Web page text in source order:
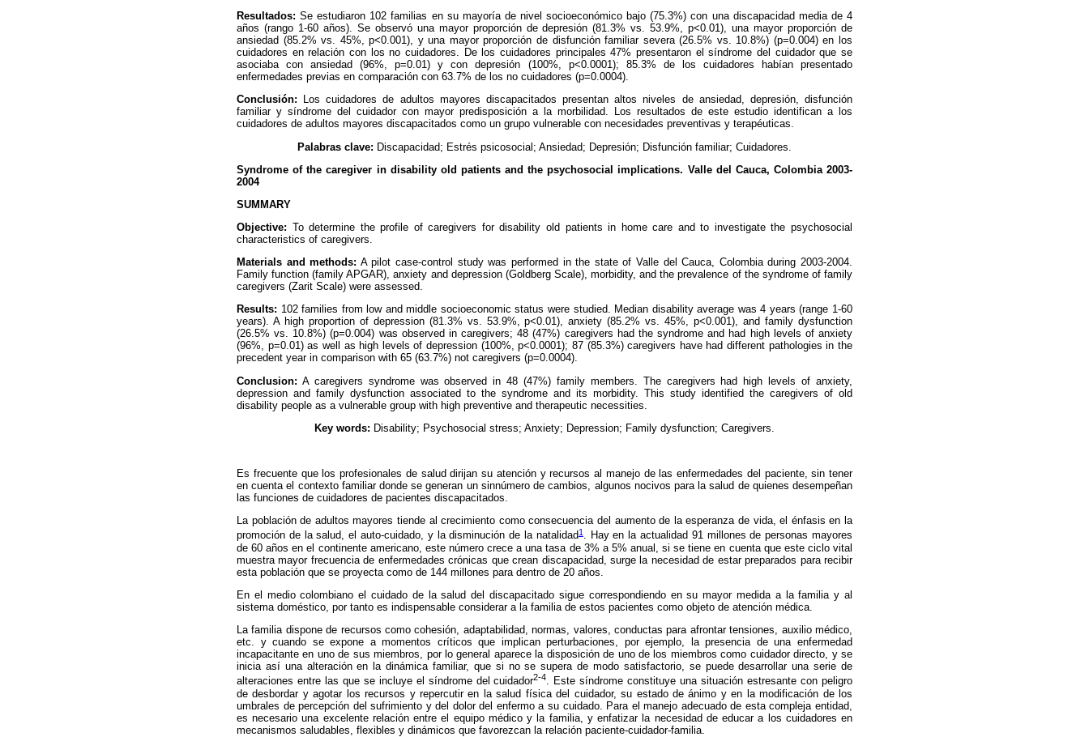
Resultados: Se estudiaron 102 familias en su mayoría de nivel socioeconómico bajo (75.3%) con una discapacidad media de 4
años (rango 1-60 años). Se observó una mayor proporción de depresión (81.3% vs. 53.9%, p<0.01), una mayor proporción de
ansiedad (85.2% vs. 45%, p<0.001), y una mayor proporción de disfunción familiar severa (26.5% vs. 10.8%) (p=0.004) en los
cuidadores en relación con los no cuidadores. De los cuidadores principales 47% presentaron el síndrome del cuidador que se
asociaba con ansiedad (96%, p=0.01) y con depresión (100%, p<0.0001); 85.3% de los cuidadores habían presentado
enfermedades previas en comparación con 63.7% de los no cuidadores (p=0.0004).
Conclusión: Los cuidadores de adultos mayores discapacitados presentan altos niveles de ansiedad, depresión, disfunción
familiar y síndrome del cuidador con mayor predisposición a la morbilidad. Los resultados de este estudio identifican a los
cuidadores de adultos mayores discapacitados como un grupo vulnerable con necesidades preventivas y terapéuticas.
Palabras clave: Discapacidad; Estrés psicosocial; Ansiedad; Depresión; Disfunción familiar; Cuidadores.
Syndrome of the caregiver in disability old patients and the psychosocial implications. Valle del Cauca, Colombia 2003-
2004
SUMMARY
Objective: To determine the profile of caregivers for disability old patients in home care and to investigate the psychosocial
characteristics of caregivers.
Materials and methods: A pilot case-control study was performed in the state of Valle del Cauca, Colombia during 2003-2004.
Family function (family APGAR), anxiety and depression (Goldberg Scale), morbidity, and the prevalence of the syndrome of family
caregivers (Zarit Scale) were assessed.
Results: 102 families from low and middle socioeconomic status were studied. Median disability average was 4 years (range 1-60
years). A high proportion of depression (81.3% vs. 53.9%, p<0.01), anxiety (85.2% vs. 45%, p<0.001), and family dysfunction
(26.5% vs. 10.8%) (p=0.004) was observed in caregivers; 48 (47%) caregivers had the syndrome and had high levels of anxiety
(96%, p=0.01) as well as high levels of depression (100%, p<0.0001); 87 (85.3%) caregivers have had different pathologies in the
precedent year in comparison with 65 (63.7%) not caregivers (p=0.0004).
Conclusion: A caregivers syndrome was observed in 48 (47%) family members. The caregivers had high levels of anxiety,
depression and family dysfunction associated to the syndrome and its morbidity. This study identified the caregivers of old
disability people as a vulnerable group with high preventive and therapeutic necessities.
Key words: Disability; Psychosocial stress; Anxiety; Depression; Family dysfunction; Caregivers.
Es frecuente que los profesionales de salud dirijan su atención y recursos al manejo de las enfermedades del paciente, sin tener
en cuenta el contexto familiar donde se generan un sinnúmero de cambios, algunos nocivos para la salud de quienes desempeñan
las funciones de cuidadores de pacientes discapacitados.
La población de adultos mayores tiende al crecimiento como consecuencia del aumento de la esperanza de vida, el énfasis en la
promoción de la salud, el auto-cuidado, y la disminución de la natalidad1. Hay en la actualidad 91 millones de personas mayores
de 60 años en el continente americano, este número crece a una tasa de 3% a 5% anual, si se tiene en cuenta que este ciclo vital
muestra mayor frecuencia de enfermedades crónicas que crean discapacidad, surge la necesidad de estar preparados para recibir
esta población que se proyecta como de 144 millones para dentro de 20 años.
En el medio colombiano el cuidado de la salud del discapacitado sigue correspondiendo en su mayor medida a la familia y al
sistema doméstico, por tanto es indispensable considerar a la familia de estos pacientes como objeto de atención médica.
La familia dispone de recursos como cohesión, adaptabilidad, normas, valores, conductas para afrontar tensiones, auxilio médico,
etc. y cuando se expone a momentos críticos que implican perturbaciones, por ejemplo, la presencia de una enfermedad
incapacitante en uno de sus miembros, por lo general aparece la disposición de uno de los miembros como cuidador directo, y se
inicia así una alteración en la dinámica familiar, que si no se supera de modo satisfactorio, se puede desarrollar una serie de
alteraciones entre las que se incluye el síndrome del cuidador2-4. Este síndrome constituye una situación estresante con peligro
de desbordar y agotar los recursos y repercutir en la salud física del cuidador, su estado de ánimo y en la modificación de los
umbrales de percepción del sufrimiento y del dolor del enfermo a su cuidado. Para el manejo adecuado de esta compleja entidad,
es necesario una excelente relación entre el equipo médico y la familia, y enfatizar la necesidad de educar a los cuidadores en
mecanismos saludables, flexibles y dinámicos que favorezcan la relación paciente-cuidador-familia.